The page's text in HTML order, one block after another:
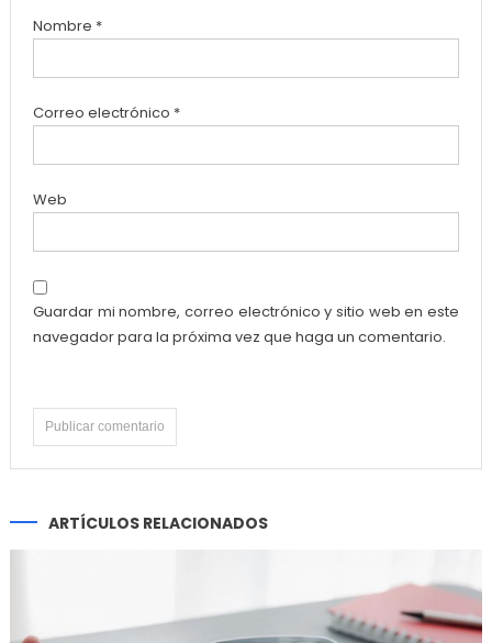
Nombre *
Correo electrónico *
Web
Guardar mi nombre, correo electrónico y sitio web en este
navegador para la próxima vez que haga un comentario.
ARTÍCULOS RELACIONADOS